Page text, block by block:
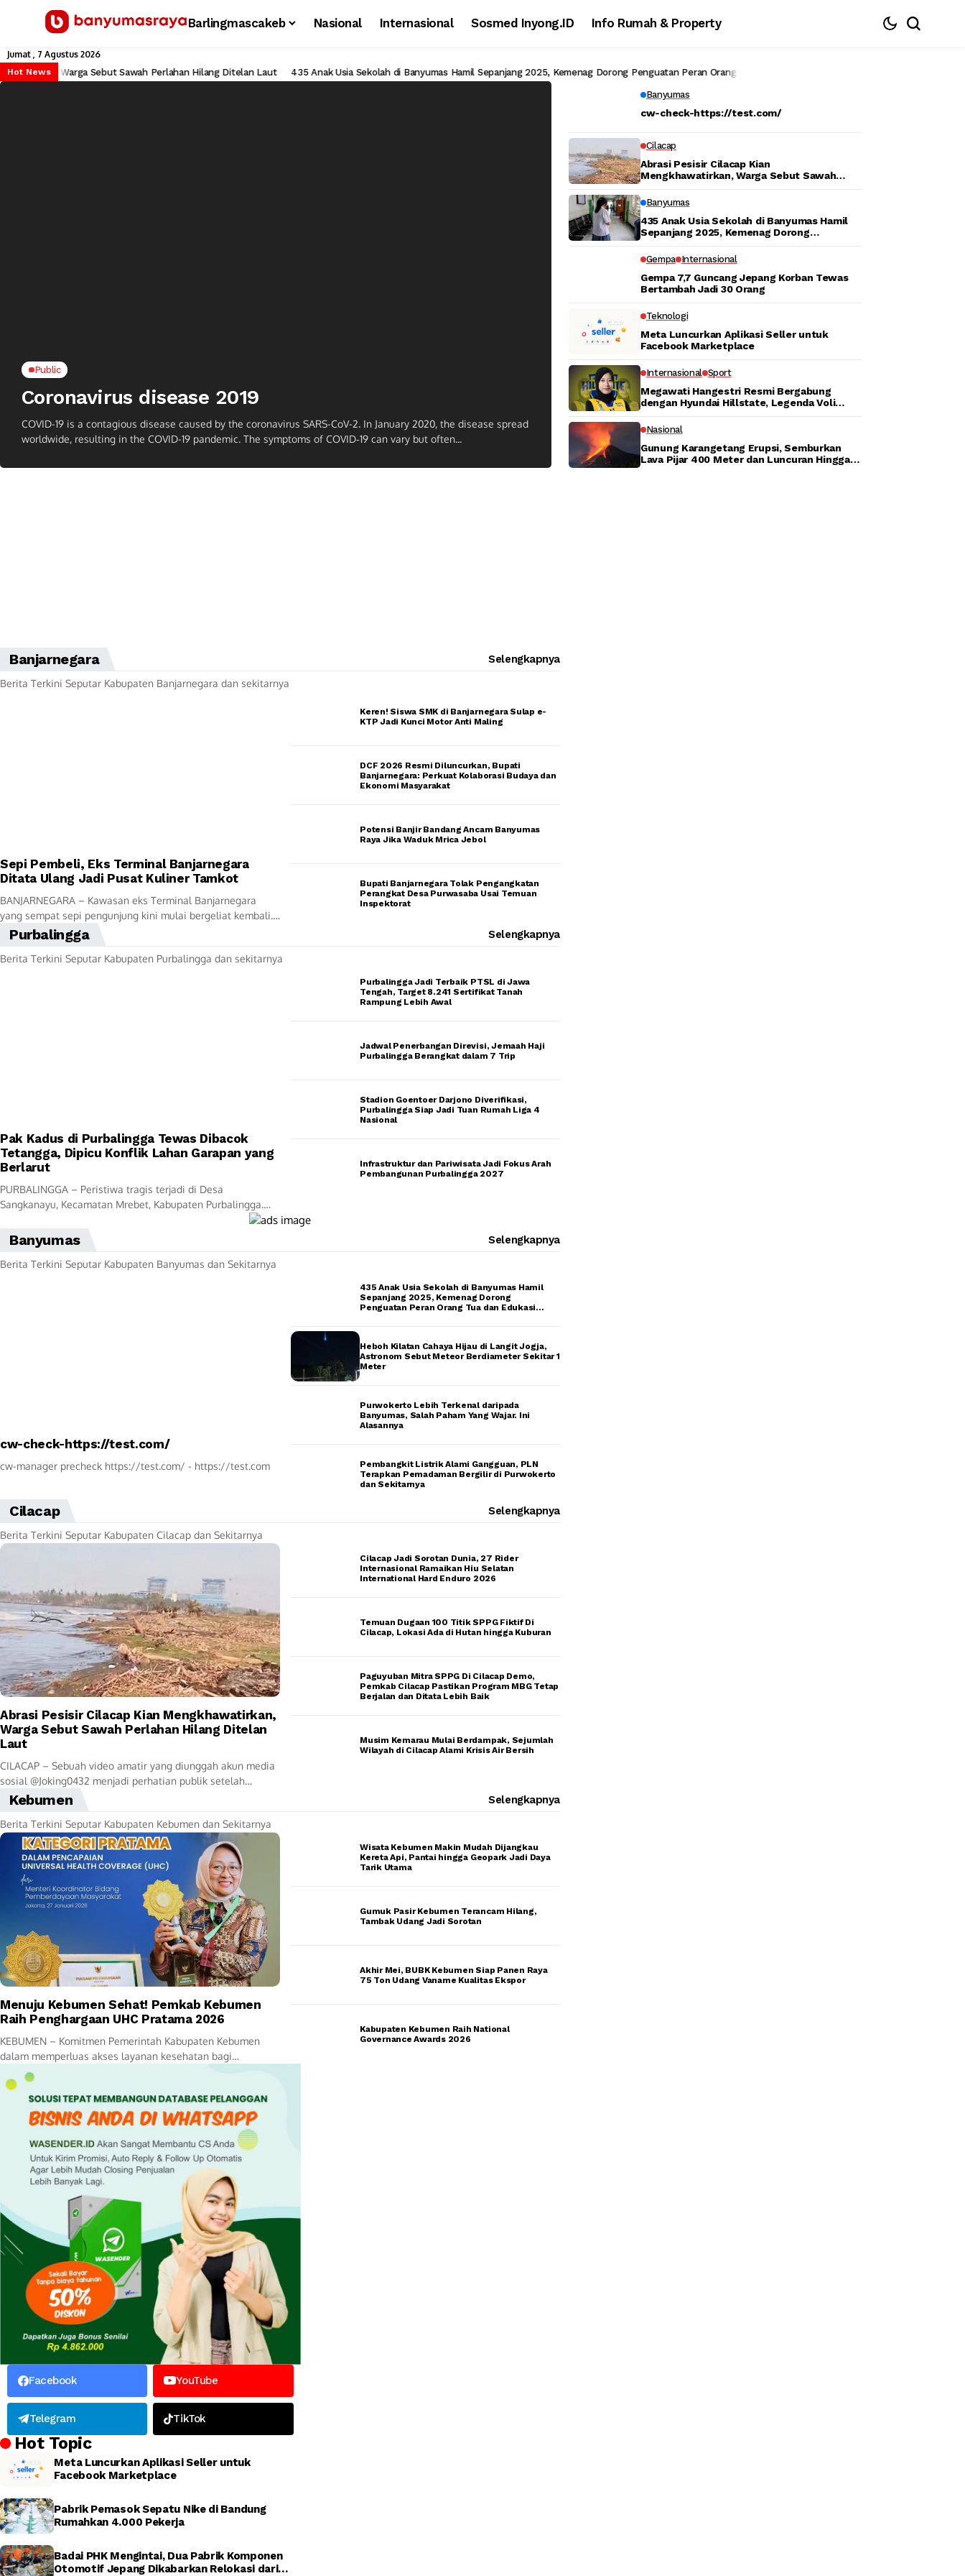
Barlingmascakeb Nasional Internasional Sosmed Inyong.ID Info Rumah & Property
Jumat , 7 Agustus 2026
Hot NewsWarga Sebut Sawah Perlahan Hilang Ditelan Laut 435 Anak Usia Sekolah di Banyumas Hamil Sepanjang 2025, Kemenag Dorong Penguatan Peran Orang Tua dan Edukasi Remaja
Public
Coronavirus disease 2019
COVID-19 is a contagious disease caused by the coronavirus SARS-CoV-2. In January 2020, the disease spread
worldwide, resulting in the COVID-19 pandemic. The symptoms of COVID‑19 can vary but often...
Banyumas
cw-check-https://test.com/
Cilacap
Abrasi Pesisir Cilacap Kian
Mengkhawatirkan, Warga Sebut Sawah
Banyumas
435 Anak Usia Sekolah di Banyumas Hamil
Sepanjang 2025, Kemenag Dorong
Remaja
Gempa Internasional
Gempa 7,7 Guncang Jepang Korban Tewas
Bertambah Jadi 30 Orang
Teknologi
Meta Luncurkan Aplikasi Seller untuk
Facebook Marketplace
Internasional Sport
Megawati Hangestri Resmi Bergabung
dengan Hyundai Hillstate, Legenda Voli
Nasional
Gunung Karangetang Erupsi, Semburkan
Lava Pijar 400 Meter dan Luncuran Hingga
Banjarnegara Selengkapnya
Berita Terkini Seputar Kabupaten Banjarnegara dan sekitarnya
Sepi Pembeli, Eks Terminal Banjarnegara
Ditata Ulang Jadi Pusat Kuliner Tamkot
BANJARNEGARA – Kawasan eks Terminal Banjarnegara
yang sempat sepi pengunjung kini mulai bergeliat kembali.
Pemerintah Kabupaten Banjarnegara melalui Dinas
Perindustrian, Perdagangan, Koperasi dan...
Keren! Siswa SMK di Banjarnegara Sulap e-
KTP Jadi Kunci Motor Anti Maling
DCF 2026 Resmi Diluncurkan, Bupati
Banjarnegara: Perkuat Kolaborasi Budaya dan
Ekonomi Masyarakat
Potensi Banjir Bandang Ancam Banyumas
Raya Jika Waduk Mrica Jebol
Bupati Banjarnegara Tolak Pengangkatan
Perangkat Desa Purwasaba Usai Temuan
Inspektorat
Purbalingga Selengkapnya
Berita Terkini Seputar Kabupaten Purbalingga dan sekitarnya
Pak Kadus di Purbalingga Tewas Dibacok
Tetangga, Dipicu Konflik Lahan Garapan yang
Berlarut
PURBALINGGA – Peristiwa tragis terjadi di Desa
Sangkanayu, Kecamatan Mrebet, Kabupaten Purbalingga.
meninggal dunia setelah menjadi...
Purbalingga Jadi Terbaik PTSL di Jawa
Tengah, Target 8.241 Sertifikat Tanah
Rampung Lebih Awal
Jadwal Penerbangan Direvisi, Jemaah Haji
Purbalingga Berangkat dalam 7 Trip
Stadion Goentoer Darjono Diverifikasi,
Purbalingga Siap Jadi Tuan Rumah Liga 4
Nasional
Infrastruktur dan Pariwisata Jadi Fokus Arah
Pembangunan Purbalingga 2027
Banyumas Selengkapnya
Berita Terkini Seputar Kabupaten Banyumas dan Sekitarnya
cw-check-https://test.com/
cw-manager precheck https://test.com/ - https://test.com
435 Anak Usia Sekolah di Banyumas Hamil
Sepanjang 2025, Kemenag Dorong
Penguatan Peran Orang Tua dan Edukasi
Heboh Kilatan Cahaya Hijau di Langit Jogja,
Astronom Sebut Meteor Berdiameter Sekitar 1
Meter
Purwokerto Lebih Terkenal daripada
Banyumas, Salah Paham Yang Wajar. Ini
Alasannya
Pembangkit Listrik Alami Gangguan, PLN
Terapkan Pemadaman Bergilir di Purwokerto
dan Sekitarnya
Cilacap Selengkapnya
Berita Terkini Seputar Kabupaten Cilacap dan Sekitarnya
Abrasi Pesisir Cilacap Kian Mengkhawatirkan,
Warga Sebut Sawah Perlahan Hilang Ditelan
Laut
CILACAP – Sebuah video amatir yang diunggah akun media
sosial @Joking0432 menjadi perhatian publik setelah
memperlihatkan kondisi abrasi yang disebut semakin parah
Cilacap Jadi Sorotan Dunia, 27 Rider
Internasional Ramaikan Hiu Selatan
International Hard Enduro 2026
Temuan Dugaan 100 Titik SPPG Fiktif Di
Cilacap, Lokasi Ada di Hutan hingga Kuburan
Paguyuban Mitra SPPG Di Cilacap Demo,
Pemkab Cilacap Pastikan Program MBG Tetap
Berjalan dan Ditata Lebih Baik
Musim Kemarau Mulai Berdampak, Sejumlah
Wilayah di Cilacap Alami Krisis Air Bersih
Kebumen Selengkapnya
Berita Terkini Seputar Kabupaten Kebumen dan Sekitarnya
Menuju Kebumen Sehat! Pemkab Kebumen
Raih Penghargaan UHC Pratama 2026
KEBUMEN – Komitmen Pemerintah Kabupaten Kebumen
dalam memperluas akses layanan kesehatan bagi
masyarakat kembali mendapat pengakuan di tingkat
nasional. Pada awal tahun 2026,...
Wisata Kebumen Makin Mudah Dijangkau
Kereta Api, Pantai hingga Geopark Jadi Daya
Tarik Utama
Gumuk Pasir Kebumen Terancam Hilang,
Tambak Udang Jadi Sorotan
Akhir Mei, BUBK Kebumen Siap Panen Raya
75 Ton Udang Vaname Kualitas Ekspor
Kabupaten Kebumen Raih National
Governance Awards 2026
Facebook YouTube
Telegram TikTok
Hot Topic
Meta Luncurkan Aplikasi Seller untuk
Facebook Marketplace
Pabrik Pemasok Sepatu Nike di Bandung
Rumahkan 4.000 Pekerja
Badai PHK Mengintai, Dua Pabrik Komponen
Otomotif Jepang Dikabarkan Relokasi dari